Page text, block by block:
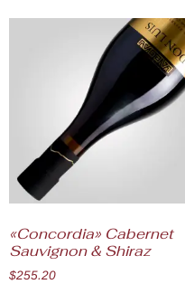
«Concordia» Cabernet
Sauvignon & Shiraz
$255.20